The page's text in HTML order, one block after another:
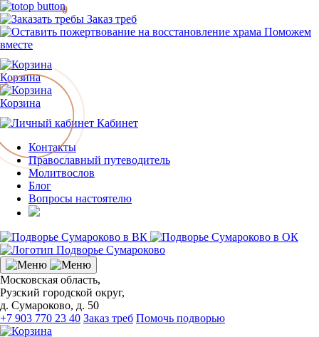
Заказ треб
Поможем
вместе
Корзина
Корзина
0
Кабинет
Контакты
Православный путеводитель
Молитвослов
Блог
Вопросы настоятелю
Московская область,
Рузский городской округ,
д. Сумароково, д. 50
+7 903 770 23 40 Заказ треб Помочь подворью